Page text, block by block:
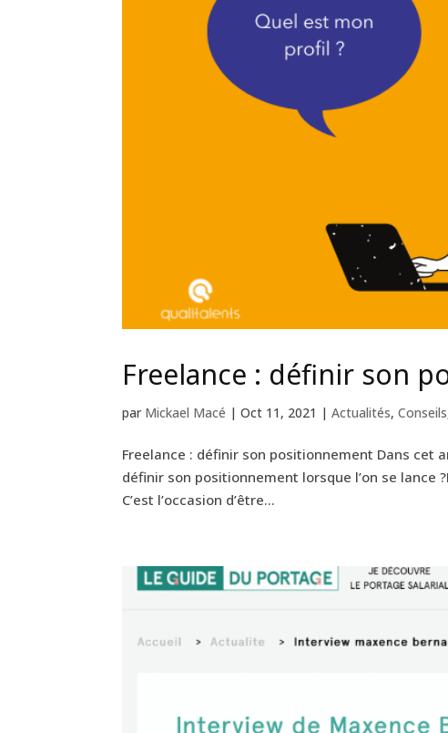
Freelance : définir son
par Mickael Macé |Oct 11, 2021 |Actualités,Conseils
Freelance : définir son positionnement Dans cet
définir son positionnement lorsque l’on se lance
C’est l’occasion d’être...